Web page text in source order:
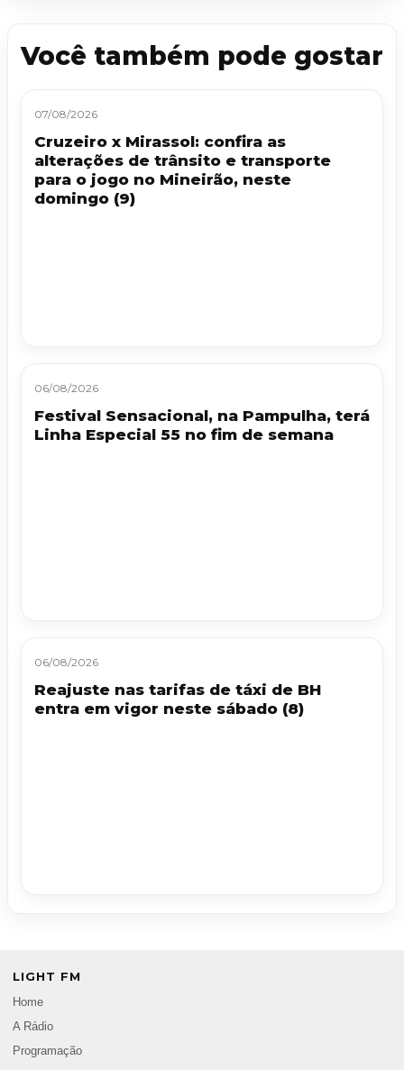
Você também pode gostar
07/08/2026
Cruzeiro x Mirassol: confira as
alterações de trânsito e transporte
para o jogo no Mineirão, neste
domingo (9)
06/08/2026
Festival Sensacional, na Pampulha, terá
Linha Especial 55 no fim de semana
06/08/2026
Reajuste nas tarifas de táxi de BH
entra em vigor neste sábado (8)
LIGHT FM
Home
A Rádio
Programação